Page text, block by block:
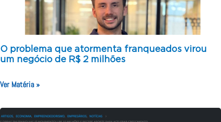
O problema que atormenta franqueados virou
um negócio de R$ 2 milhões
Ver Matéria »